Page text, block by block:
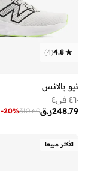
4.8
(
4
)
نيو بالانس
٤٦٠ في٤
ر.ق248.79
310.60
-20%
الأكثر مبيعا